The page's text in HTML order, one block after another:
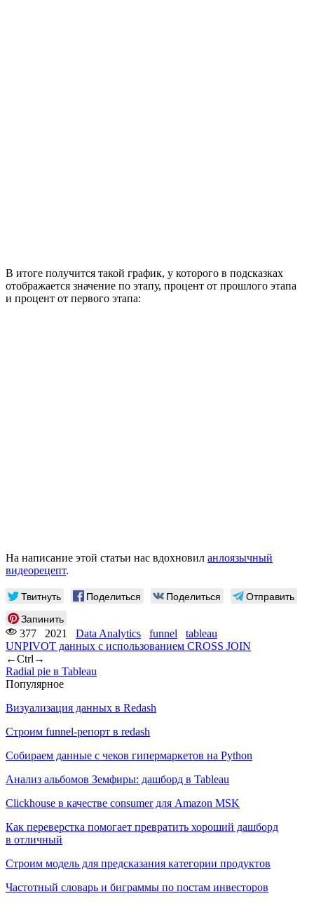
В итоге получится такой график, у которого в подсказках
отображается значение по этапу, процент от прошлого этапа
и процент от первого этапа:
На написание этой статьи нас вдохновил анлоязычный
видеорецепт.
Твитнуть Поделиться Поделиться
Отправить
Запинить
377 2021 Data Analytics funnel
tableau
UNPIVOT данных с использованием CROSS JOIN
←Ctrl→
Radial pie в Tableau
Популярное
Визуализация данных в Redash
Строим funnel-репорт в redash
Собираем данные с чеков гипермаркетов на Python
Анализ альбомов Земфиры: дашборд в Tableau
Clickhouse в качестве consumer для Amazon MSK
Как переверстка помогает превратить хороший дашборд
в отличный
Строим модель для предсказания категории продуктов
Частотный словарь и биграммы по постам инвесторов